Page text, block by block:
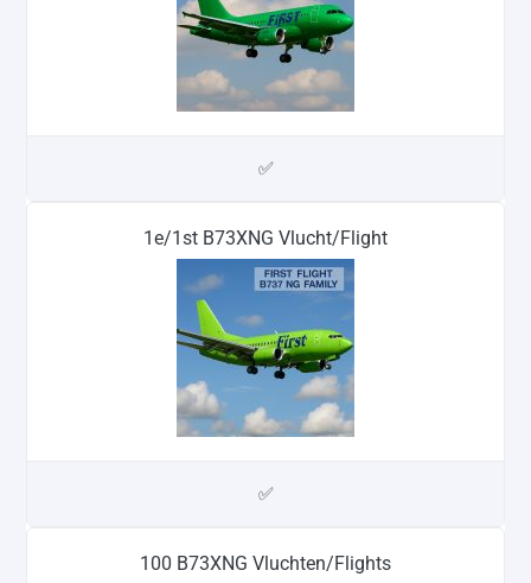
✅
1e/1st B73XNG Vlucht/Flight
✅
100 B73XNG Vluchten/Flights